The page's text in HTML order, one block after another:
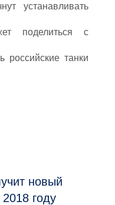
устанавливать
поделиться с
российские танки
новый
году